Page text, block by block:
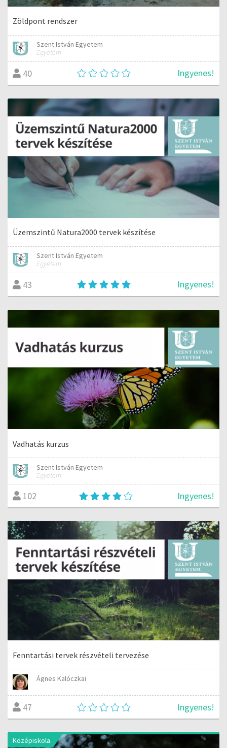
Zöldpont rendszer
Szent István Egyetem
Egyetem
40 Ingyenes!
Üzemszintű Natura2000 tervek készítése
Szent István Egyetem
Egyetem
43 Ingyenes!
Vadhatás kurzus
Szent István Egyetem
Egyetem
102 Ingyenes!
Fenntartási tervek részvételi tervezése
Ágnes Kalóczkai
47 Ingyenes!
Középiskola